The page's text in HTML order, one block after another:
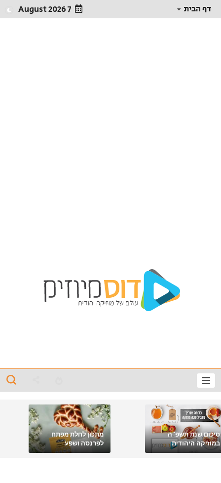
דף הבית 7 August 2026
סיכום שנת תשפ"ה
במוזיקה היהודית
מתכון לחלת מפתח
לפרנסה ושפע